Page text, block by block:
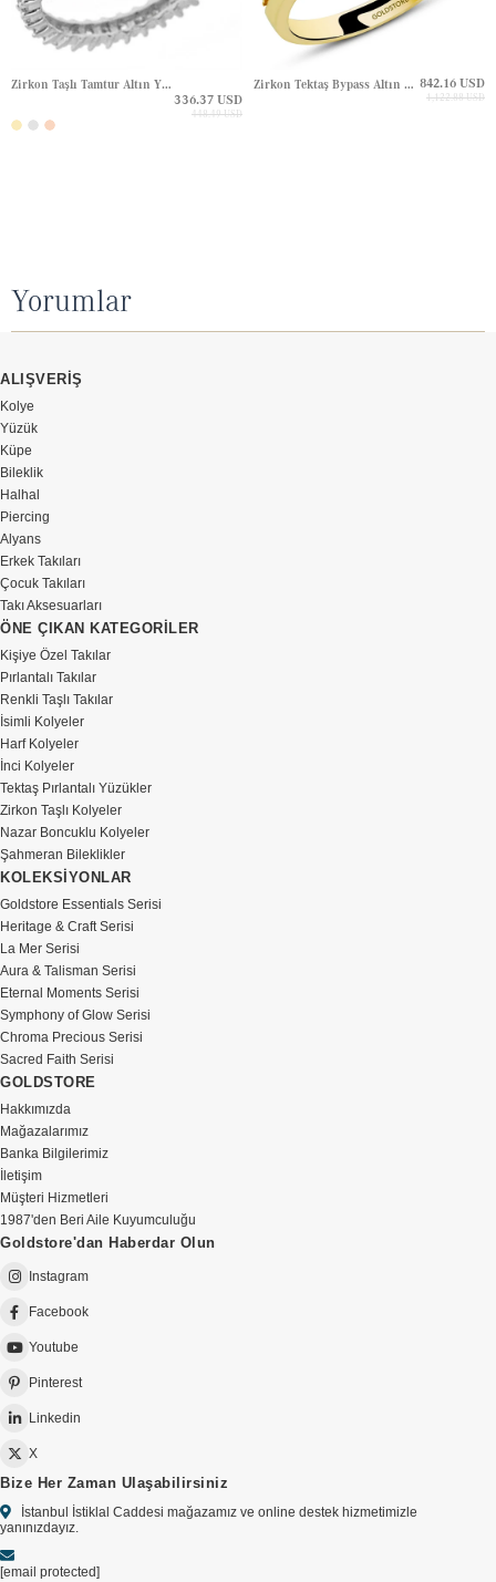
Zirkon Taşlı Tamtur Altın Yüzük
336.37 USD
448.49 USD
Zirkon Tektaş Bypass Altın Yüzük 842.16 USD
1,122.88 USD
Yorumlar
ALIŞVERİŞ
Kolye
Yüzük
Küpe
Bileklik
Halhal
Piercing
Alyans
Erkek Takıları
Çocuk Takıları
Takı Aksesuarları
ÖNE ÇIKAN KATEGORİLER
Kişiye Özel Takılar
Pırlantalı Takılar
Renkli Taşlı Takılar
İsimli Kolyeler
Harf Kolyeler
İnci Kolyeler
Tektaş Pırlantalı Yüzükler
Zirkon Taşlı Kolyeler
Nazar Boncuklu Kolyeler
Şahmeran Bileklikler
KOLEKSİYONLAR
Goldstore Essentials Serisi
Heritage & Craft Serisi
La Mer Serisi
Aura & Talisman Serisi
Eternal Moments Serisi
Symphony of Glow Serisi
Chroma Precious Serisi
Sacred Faith Serisi
GOLDSTORE
Hakkımızda
Mağazalarımız
Banka Bilgilerimiz
İletişim
Müşteri Hizmetleri
1987'den Beri Aile Kuyumculuğu
Goldstore'dan Haberdar Olun
Instagram
Facebook
Youtube
Pinterest
Linkedin
X
Bize Her Zaman Ulaşabilirsiniz
İstanbul İstiklal Caddesi mağazamız ve online destek hizmetimizle
yanınızdayız.
[email protected]